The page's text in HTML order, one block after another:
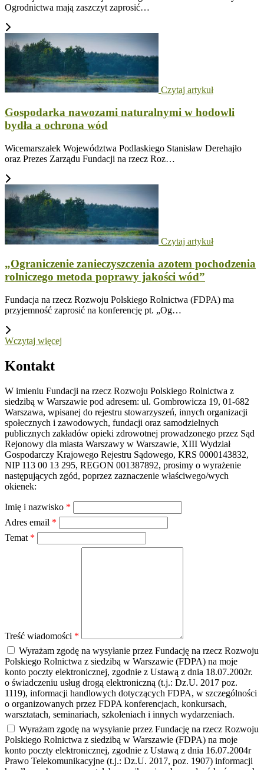
Ogrodnictwa mają zaszczyt zaprosić…
Czytaj artykuł
Gospodarka nawozami naturalnymi w hodowli
bydła a ochrona wód
Wicemarszałek Województwa Podlaskiego Stanisław Derehajło
oraz Prezes Zarządu Fundacji na rzecz Roz…
Czytaj artykuł
„Ograniczenie zanieczyszczenia azotem pochodzenia
rolniczego metoda poprawy jakości wód”
Fundacja na rzecz Rozwoju Polskiego Rolnictwa (FDPA) ma
przyjemność zaprosić na konferencję pt. „Og…
Wczytaj więcej
Kontakt
W imieniu Fundacji na rzecz Rozwoju Polskiego Rolnictwa z
siedzibą w Warszawie pod adresem: ul. Gombrowicza 19, 01-682
Warszawa, wpisanej do rejestru stowarzyszeń, innych organizacji
społecznych i zawodowych, fundacji oraz samodzielnych
publicznych zakładów opieki zdrowotnej prowadzonego przez Sąd
Rejonowy dla miasta Warszawy w Warszawie, XIII Wydział
Gospodarczy Krajowego Rejestru Sądowego, KRS 0000143832,
NIP 113 00 13 295, REGON 001387892, prosimy o wyrażenie
następujących zgód, poprzez zaznaczenie właściwego/wych
okienek:
Imię i nazwisko *
Adres email *
Temat *
Treść wiadomości *
Wyrażam zgodę na wysyłanie przez Fundację na rzecz Rozwoju
Polskiego Rolnictwa z siedzibą w Warszawie (FDPA) na moje
konto poczty elektronicznej, zgodnie z Ustawą z dnia 18.07.2002r.
o świadczeniu usług drogą elektroniczną (t.j.: Dz.U. 2017 poz.
1119), informacji handlowych dotyczących FDPA, w szczególności
o organizowanych przez FDPA konferencjach, konkursach,
warsztatach, seminariach, szkoleniach i innych wydarzeniach.
Wyrażam zgodę na wysyłanie przez Fundację na rzecz Rozwoju
Polskiego Rolnictwa z siedzibą w Warszawie (FDPA) na moje
konto poczty elektronicznej, zgodnie z Ustawą z dnia 16.07.2004r
Prawo Telekomunikacyjne (t.j.: Dz.U. 2017, poz. 1907) informacji